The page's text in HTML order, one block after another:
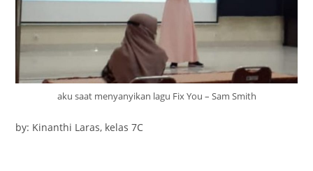
aku saat menyanyikan lagu Fix You – Sam Smith
by: Kinanthi Laras, kelas 7C